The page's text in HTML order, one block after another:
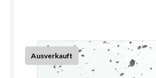
Ausverkauft